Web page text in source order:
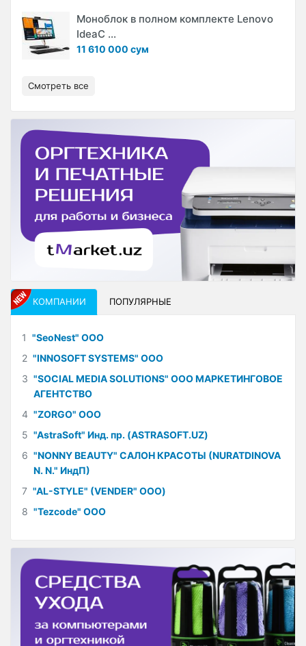
Моноблок в полном комплекте Lenovo
IdeaC ...
11 610 000 сум
Смотреть все
КОМПАНИИ ПОПУЛЯРНЫЕ
1 "SeoNest" ООО
2 "INNOSOFT SYSTEMS" ООО
3 "SOCIAL MEDIA SOLUTIONS" ООО МАРКЕТИНГОВОЕ
АГЕНТСТВО
4 "ZORGO" ООО
5 "AstraSoft" Инд. пр. (ASTRASOFT.UZ)
6 "NONNY BEAUTY" САЛОН КРАСОТЫ (NURATDINOVA
N. N." ИндП)
7 "AL-STYLE" (VENDER" ООО)
8 "Tezcode" ООО